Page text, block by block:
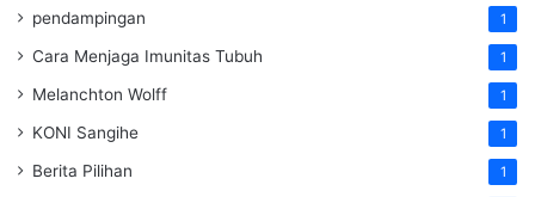
pendampingan 1
Cara Menjaga Imunitas Tubuh 1
Melanchton Wolff 1
KONI Sangihe 1
Berita Pilihan 1